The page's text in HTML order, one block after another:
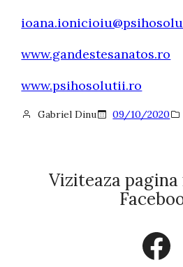
www.gandestesanatos.ro
www.psihosolutii.ro
Gabriel Dinu 09/10/2020
Viziteaza pagina
Facebook